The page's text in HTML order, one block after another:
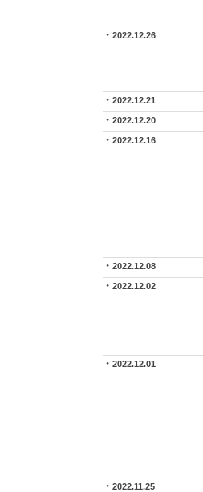
2022.12.26
2022.12.21
2022.12.20
2022.12.16
2022.12.08
2022.12.02
2022.12.01
2022.11.25